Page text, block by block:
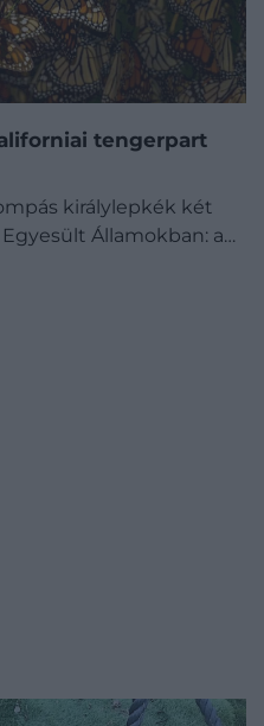
tengerpart
királylepkék két
Államokban: a…